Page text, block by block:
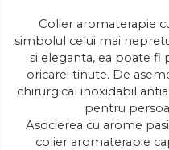
Colier aromaterapie
simbolul celui mai
si eleganta, ea poate fi
oricarei tinute. De
chirurgical inoxidabil
pentru
Asocierea cu arome
colier aromaterapie